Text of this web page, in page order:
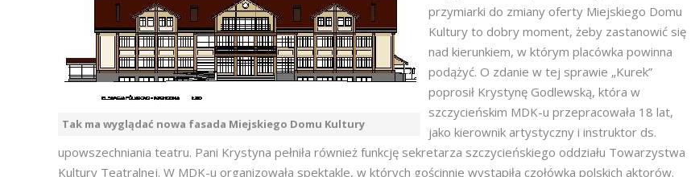
Tak ma wyglądać nowa fasada Miejskiego Domu Kultury
przymiarki do zmiany oferty Miejskiego Domu
Kultury to dobry moment, żeby zastanowić się
nad kierunkiem, w którym placówka powinna
podążyć. O zdanie w tej sprawie „Kurek”
poprosił Krystynę Godlewską, która w
szczycieńskim MDK-u przepracowała 18 lat,
jako kierownik artystyczny i instruktor ds.
upowszechniania teatru. Pani Krystyna pełniła również funkcję sekretarza szczycieńskiego oddziału Towarzystwa
Kultury Teatralnej. W MDK-u organizowała spektakle, w których gościnnie wystąpiła czołówka polskich aktorów.